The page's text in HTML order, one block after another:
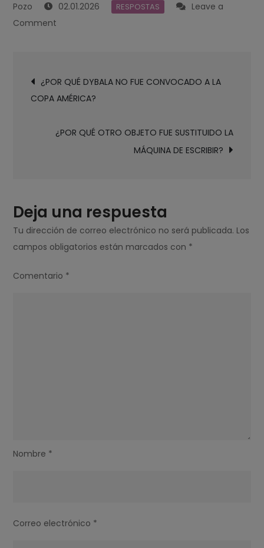
02.01.2026 RESPOSTAS
Leave a
Comment
PERSONAS
CONSIDERAN
LOS
Navegación
de¿POR QUÉ DYBALA NO FUE CONVOCADO A LA
COPA AMÉRICA?
¿POR QUÉ OTRO OBJETO FUE SUSTITUIDO LA
MÁQUINA DE ESCRIBIR?
Deja una respuesta
Tu dirección de correo electrónico no será publicada. Los
campos obligatorios están marcados con *
Comentario *
Nombre *
Correo electrónico *